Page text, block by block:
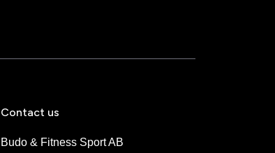
Contact us
Budo & Fitness Sport AB